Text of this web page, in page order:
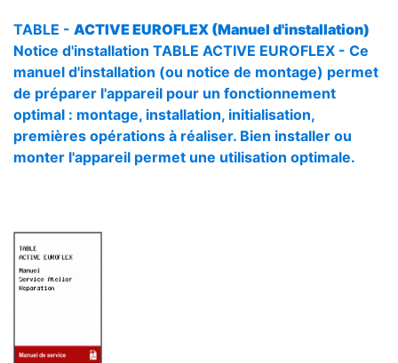
TABLE - ACTIVE EUROFLEX (Manuel d'installation)
Notice d'installation TABLE ACTIVE EUROFLEX - Ce
manuel d'installation (ou notice de montage) permet
de préparer l'appareil pour un fonctionnement
optimal : montage, installation, initialisation,
premières opérations à réaliser. Bien installer ou
monter l'appareil permet une utilisation optimale.